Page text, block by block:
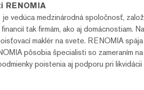
RENOMIA
vedúca medzinárodná spoločnosť,
tak firmám, ako aj
maklér na svete. RENOMIA
pôsobia špecialisti so zameraním
poistenia aj podporu pri likvidácii